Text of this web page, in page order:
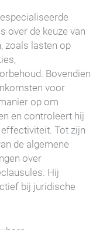
over de keuze van
zoals lasten op
Bovendien
voor
op om
en controleert hij
Tot zijn
de algemene
over
Hij
bij juridische